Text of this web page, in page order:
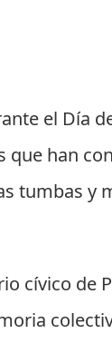
el Día
han
tumbas y
cívico